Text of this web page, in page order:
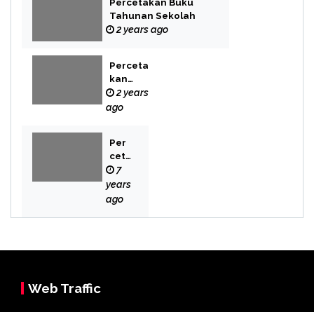
Percetakan Buku
Tahunan Sekolah
2 years ago
Perceta
kan
Buku
Novel
2 years
ago
Per
cet
aka
n
Bek
7
years
ago
Web Traffic